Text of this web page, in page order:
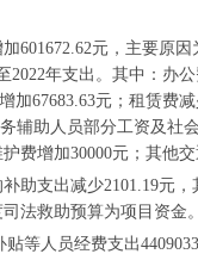
601672.62元，主要原
年支出。其中：办
加67683.63元；租赁费
辅助人员部分工资及社
费增加30000元；其他
助支出减少2101.19元
法救助预算为项目资金
贴等人员经费支出